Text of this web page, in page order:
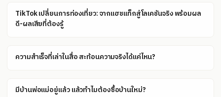
TikTok เปลี่ยนการท่องเที่ยว: จากแฮชแท็กสู่โลเคชันจริง พร้อมผล
ดี-ผลเสียที่ต้องรู้
ความสำเร็จที่เล่าในสื่อ สะท้อนความจริงได้แค่ไหน?
มีบ้านพ่อแม่อยู่แล้ว แล้วทำไมต้องซื้อบ้านใหม่?